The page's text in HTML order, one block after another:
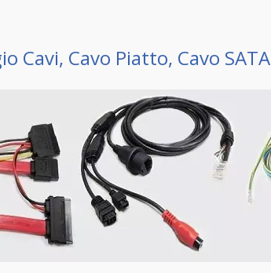
Cavi, Cavo Piatto, Cavo SATA